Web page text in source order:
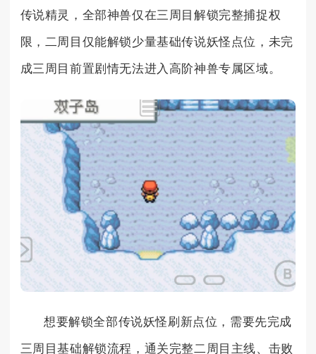
传说精灵，全部神兽仅在三周目解锁完整捕捉权
限，二周目仅能解锁少量基础传说妖怪点位，未完
成三周目前置剧情无法进入高阶神兽专属区域。
想要解锁全部传说妖怪刷新点位，需要先完成
三周目基础解锁流程，通关完整二周目主线、击败